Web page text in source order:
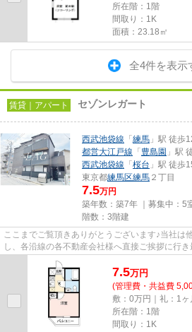
所在階：1階
間取り：1K
面積：23.18㎡
全4件を表示
賃貸｜アパート セゾンレガート
西武池袋線 「 練馬 」駅 徒歩
都営大江戸線 「 豊島園 」駅
西武池袋線 「 桜台 」駅 徒歩
東京都練馬区練馬 ２丁目
7.5万円
築年数：築7年 ｜募集中： 5
階数：3階建
ここまでご覧頂きありがとうございます♪当社は
し、各沿線の各不動産会社様へ直接ご挨拶に行
しております！最新の情報は...
7.5万円
(管理費・共益費
敷：0万円｜礼：1ヶ
所在階：1階
間取り：1K